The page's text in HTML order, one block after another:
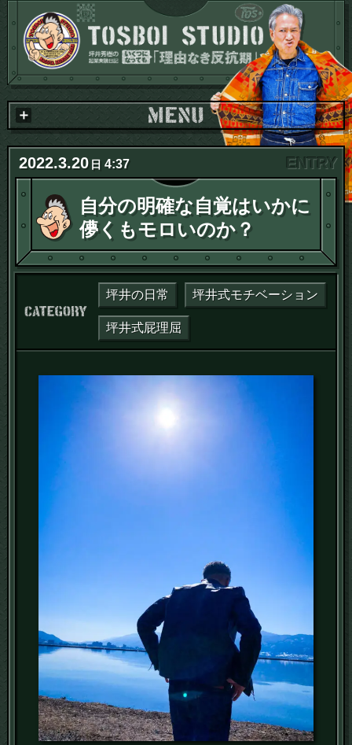
2022.3.20 日 4:37
自分の明確な自覚はいかに
儚くもモロいのか？
カテゴリー：
坪井の日常 坪井式モチベーション
坪井式屁理屈